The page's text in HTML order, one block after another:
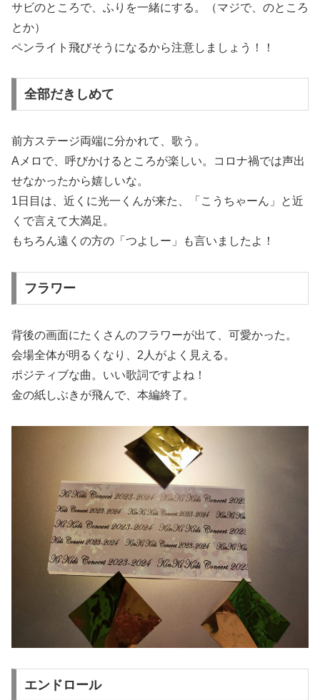
サビのところで、ふりを一緒にする。（マジで、のところ
とか）
ペンライト飛びそうになるから注意しましょう！！
全部だきしめて
前方ステージ両端に分かれて、歌う。
Aメロで、呼びかけるところが楽しい。コロナ禍では声出
せなかったから嬉しいな。
1日目は、近くに光一くんが来た、「こうちゃーん」と近
くで言えて大満足。
もちろん遠くの方の「つよしー」も言いましたよ！
フラワー
背後の画面にたくさんのフラワーが出て、可愛かった。
会場全体が明るくなり、2人がよく見える。
ポジティブな曲。いい歌詞ですよね！
金の紙しぶきが飛んで、本編終了。
エンドロール